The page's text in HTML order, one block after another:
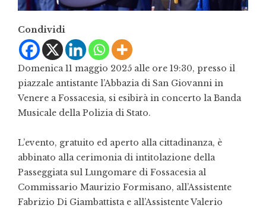
Condividi
Domenica 11 maggio 2025 alle ore 19:30, presso il
piazzale antistante l’Abbazia di San Giovanni in
Venere a Fossacesia, si esibirà in concerto la Banda
Musicale della Polizia di Stato.
L’evento, gratuito ed aperto alla cittadinanza, è
abbinato alla cerimonia di intitolazione della
Passeggiata sul Lungomare di Fossacesia al
Commissario Maurizio Formisano, all’Assistente
Fabrizio Di Giambattista e all’Assistente Valerio